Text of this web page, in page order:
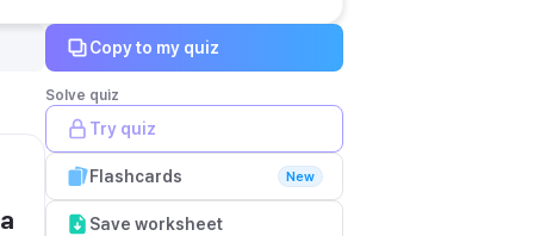
Copy to my quiz
Solve quiz
Try quiz
Flashcards New
Save worksheet